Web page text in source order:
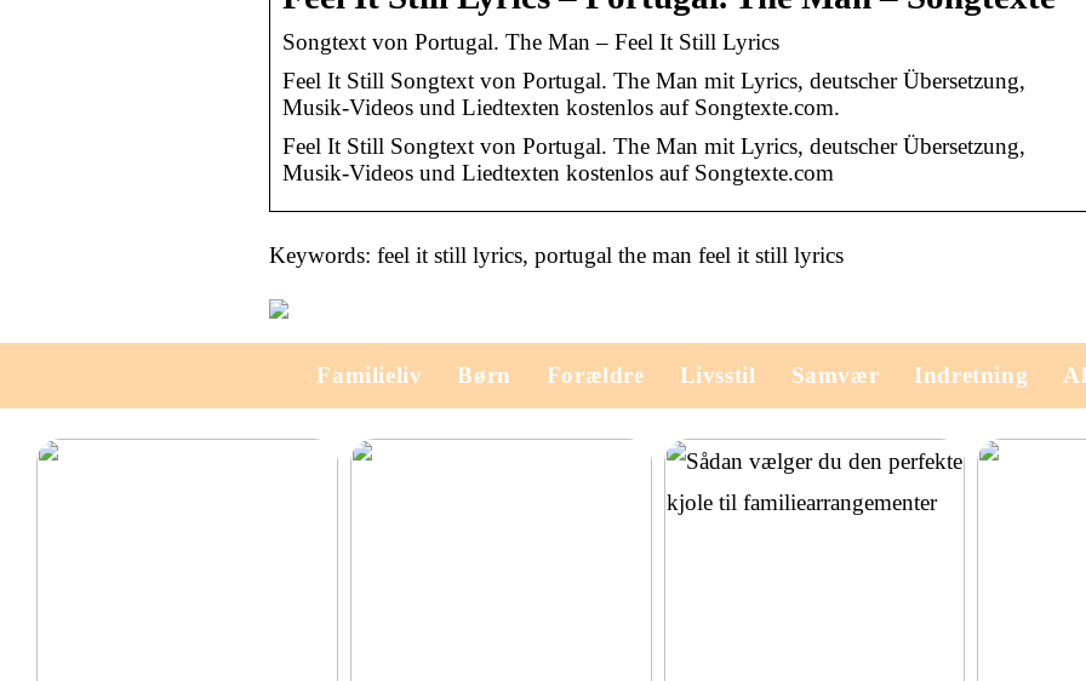
Songtext von Portugal. The Man – Feel It Still Lyrics
Feel It Still Songtext von Portugal. The Man mit Lyrics, deutscher Übersetzung,
Musik-Videos und Liedtexten kostenlos auf Songtexte.com.
Feel It Still Songtext von Portugal. The Man mit Lyrics, deutscher Übersetzung,
Musik-Videos und Liedtexten kostenlos auf Songtexte.com
Keywords: feel it still lyrics, portugal the man feel it still lyrics
Familieliv Børn Forældre Livsstil Samvær Indretning